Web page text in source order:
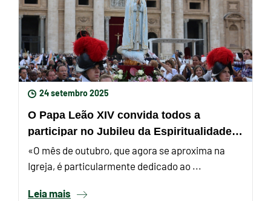
24 setembro 2025
O Papa Leão XIV convida todos a
participar no Jubileu da Espiritualidade
Mariana: o Rosário na praça ...
«O mês de outubro, que agora se aproxima na
Igreja, é particularmente dedicado ao ...
Leia mais